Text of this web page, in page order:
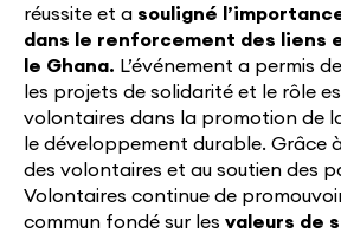
réussite et a souligné
dans le renforcement des liens
le Ghana. L’événement a permis
les projets de solidarité et le rôle
volontaires dans la promotion de
le développement durable. Grâce
des volontaires et au soutien des
Volontaires continue de
commun fondé sur les valeurs de